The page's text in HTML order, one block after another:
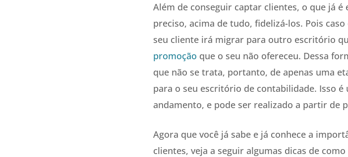
Além de conseguir captar clientes, o que já
preciso, acima de tudo, fidelizá-los. Pois
seu cliente irá migrar para outro escritório
promoção que o seu não ofereceu. Dessa
que não se trata, portanto, de apenas uma
para o seu escritório de contabilidade. Isso
andamento, e pode ser realizado a partir de
Agora que você já sabe e já conhece a
clientes, veja a seguir algumas dicas de